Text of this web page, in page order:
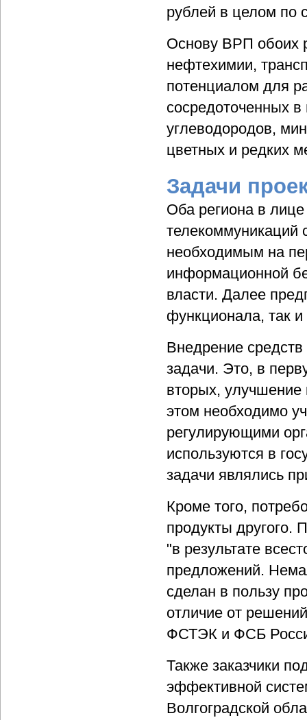
рублей в целом по
Основу ВРП обоих
нефтехимии,
потенциалом для
сосредоточенных
углеводородов,
цветных и редких
Задачи
Оба региона в
телекоммуникаций
необходимым на
информационной
власти. Далее
функционала, так
Внедрение
задачи. Это, в
вторых, улучшение
этом необходимо
регулирующими
используются в
задачи являлись
Кроме того,
продукты другого.
"в результате
предложений.
сделан в пользу
отличие от
ФСТЭК и ФСБ
Также заказчики
эффективной
Волгоградской